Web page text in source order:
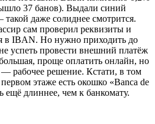
37 банов). Выдали синий
даже солиднее смотрится.
сам проверил реквизиты и
в IBAN. Но нужно приходить до
успеть провести внешний платёж
проще оплатить онлайн, но
— рабочее решение. Кстати, в том
этаже есть окошко «Banca de
ещё длиннее, чем к банкомату.